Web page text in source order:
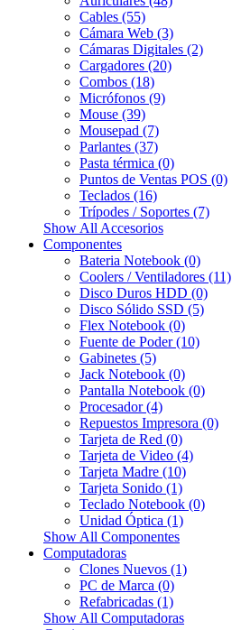
Cables (55)
Cámara Web (3)
Cámaras Digitales (2)
Cargadores (20)
Combos (18)
Micrófonos (9)
Mouse (39)
Mousepad (7)
Parlantes (37)
Pasta térmica (0)
Puntos de Ventas POS (0)
Teclados (16)
Trípodes / Soportes (7)
Show All Accesorios
Componentes
Bateria Notebook (0)
Coolers / Ventiladores (11)
Disco Duros HDD (0)
Disco Sólido SSD (5)
Flex Notebook (0)
Fuente de Poder (10)
Gabinetes (5)
Jack Notebook (0)
Pantalla Notebook (0)
Procesador (4)
Repuestos Impresora (0)
Tarjeta de Red (0)
Tarjeta de Video (4)
Tarjeta Madre (10)
Tarjeta Sonido (1)
Teclado Notebook (0)
Unidad Óptica (1)
Show All Componentes
Computadoras
Clones Nuevos (1)
PC de Marca (0)
Refabricadas (1)
Show All Computadoras